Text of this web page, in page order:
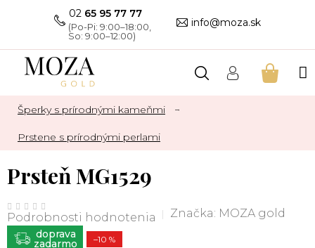
02 65 95 77 77
info@moza.sk
Šperky s prírodnými kameňmi
Prstene s prírodnými perlami
Prsteň MG1529
Priemerné
hodnotenie
produktu
je
0,0
Podrobnosti hodnotenia Značka: MOZA gold
ZADARMO –10 %